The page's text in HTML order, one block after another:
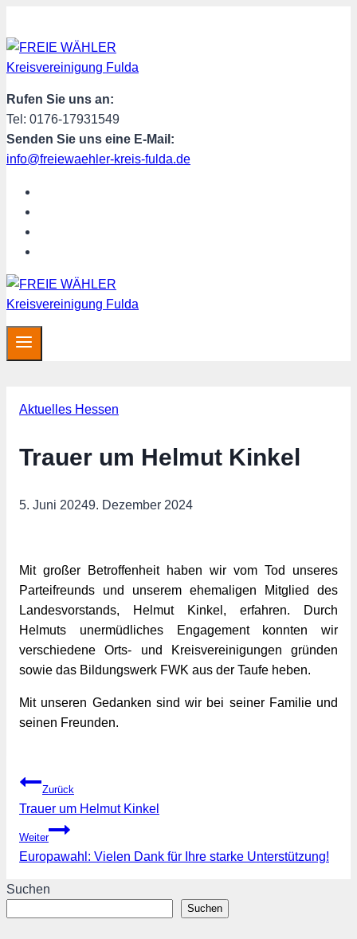
Inhalt
springen
Rufen Sie uns an:
Tel: 0176-17931549
Senden Sie uns eine E-Mail:
info@freiewaehler-kreis-fulda.de
Aktuelles Hessen
Trauer um Helmut Kinkel
5. Juni 20249. Dezember 2024
Mit großer Betroffenheit haben wir vom Tod unseres
Parteifreunds und unserem ehemaligen Mitglied des
Landesvorstands, Helmut Kinkel, erfahren. Durch
Helmuts unermüdliches Engagement konnten wir
verschiedene Orts- und Kreisvereinigungen gründen
sowie das Bildungswerk FWK aus der Taufe heben.
Mit unseren Gedanken sind wir bei seiner Familie und
seinen Freunden.
Beitragsnavigation
Zurück
Trauer um Helmut Kinkel
Weiter
Europawahl: Vielen Dank für Ihre starke Unterstützung!
Suchen
Suchen